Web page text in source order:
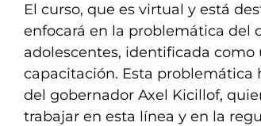
El curso, que es virtual y está
enfocará en la problemática del
adolescentes, identificada como
capacitación. Esta problemática
del gobernador Axel Kicillof,
trabajar en esta línea y en la